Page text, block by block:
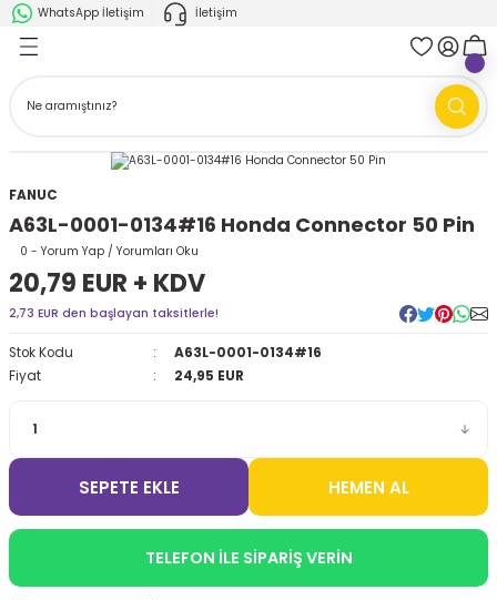
WhatsApp İletişim İletişim
Geri Dön
Delta Robotlar
Endüstriyel Robotlar
Geri Dön
FANUC
A63L-0001-0134#16 Honda Connector 50 Pin
0 - Yorum Yap / Yorumları Oku
20,79 EUR + KDV
2,73 EUR den başlayan taksitlerle!
Stok Kodu
A63L-0001-0134#16
Fiyat
24,95 EUR
SEPETE EKLE HEMEN AL
TELEFON İLE SİPARİŞ VERİN